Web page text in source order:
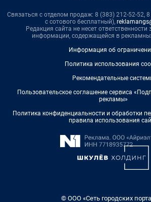
Связаться с отделом продаж: 8 (383) 212-52-52,
с сотового бесплатный),
Редакция сайта не несет ответственности
информации, содержащейся в
Информация об
Политика использования
Рекомендательные
Пользовательское соглашение сервиса
рекламы»
Политика конфиденциальности и обработки
правила использования
© ООО «Сеть городских